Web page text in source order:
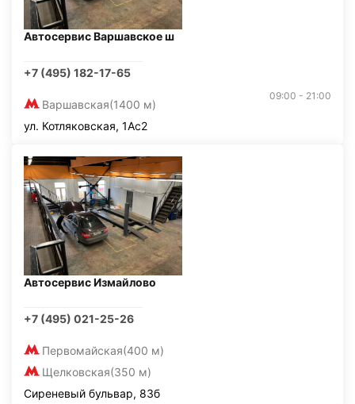
Автосервис Варшавское ш
+7 (495) 182-17-65
Варшавская(1400 м)
09:00 - 21:00
ул. Котляковская, 1Ас2
Автосервис Измайлово
+7 (495) 021-25-26
Первомайская(400 м)
Щелковская(350 м)
Сиреневый бульвар, 83б